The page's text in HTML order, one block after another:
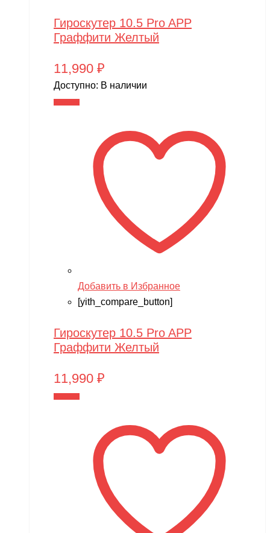
Гироскутер 10.5 Pro APP
Граффити Желтый
11,990 ₽
Доступно: В наличии
Добавить в Избранное
[yith_compare_button]
Гироскутер 10.5 Pro APP
Граффити Желтый
11,990 ₽